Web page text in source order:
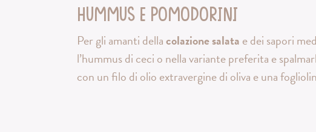
Hummus e pomodorini
Per gli amanti dellacolazione salata e dei sapori
l’hummus di ceci o nella variante preferita e
con un filo di olio extravergine di oliva e una